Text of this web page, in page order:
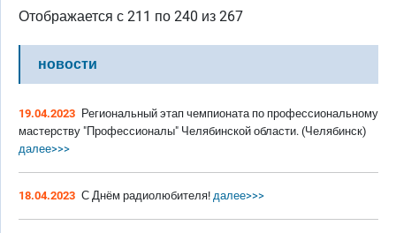
Отображается с 211 по 240 из 267
новости
19.04.2023 Региональный этап чемпионата по профессиональному
мастерству "Профессионалы" Челябинской области. (Челябинск)
далее>>>
18.04.2023 С Днём радиолюбителя! далее>>>